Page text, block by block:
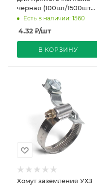
черная (100шт/1500шт
уп/кор) Промрукав
Есть в наличии: 1560
4.32 ₽/шт
В КОРЗИНУ
Хомут заземления УХЗ